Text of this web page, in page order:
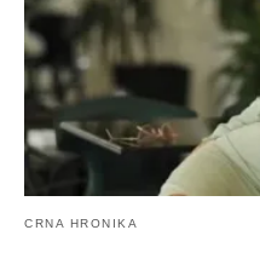
CRNA HRONIKA